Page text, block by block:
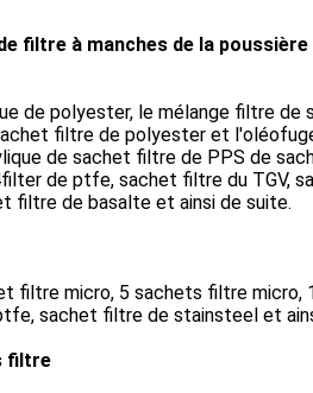
filtre à manches de la poussière
de polyester, le mélange filtre de
filtre de polyester et
de sachet filtre de PPS de
de ptfe, sachet filtre du TGV,
filtre de basalte et ainsi de suite.
filtre micro, 5 sachets filtre micro,
sachet filtre de stainsteel et
filtre